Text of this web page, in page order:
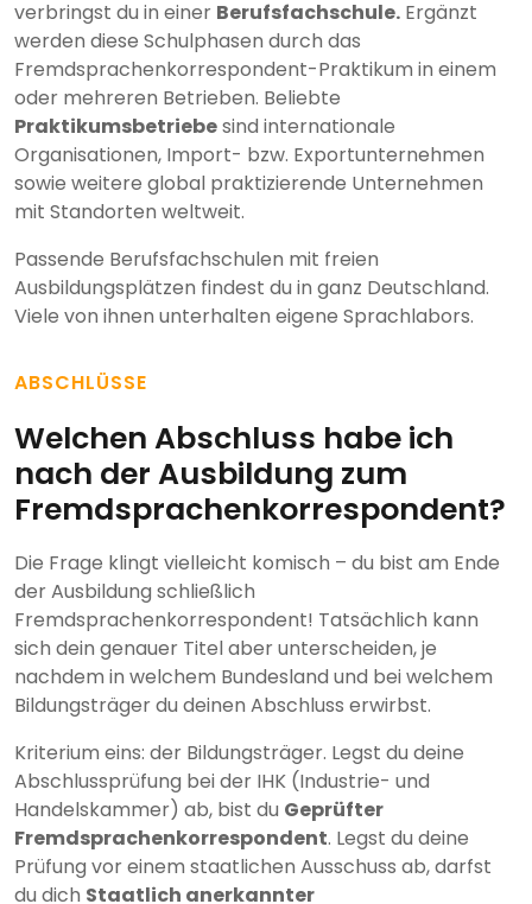
verbringst du in einer Berufsfachschule. Ergänzt
werden diese Schulphasen durch das
Fremdsprachenkorrespondent-Praktikum in einem
oder mehreren Betrieben. Beliebte
Praktikumsbetriebesind internationale
Organisationen, Import- bzw. Exportunternehmen
sowie weitere global praktizierende Unternehmen
mit Standorten weltweit.
Passende Berufsfachschulen mit freien
Ausbildungsplätzen findest du in ganz Deutschland.
Viele von ihnen unterhalten eigene Sprachlabors.
ABSCHLÜSSE
Welchen Abschluss habe ich
nach der Ausbildung zum
Fremdsprachenkorrespondent?
Die Frage klingt vielleicht komisch – du bist am Ende
der Ausbildung schließlich
Fremdsprachenkorrespondent! Tatsächlich kann
sich dein genauer Titel aber unterscheiden, je
nachdem in welchem Bundesland und bei welchem
Bildungsträger du deinen Abschluss erwirbst.
Kriterium eins: der Bildungsträger. Legst du deine
Abschlussprüfung bei der IHK (Industrie- und
Handelskammer) ab, bist du Geprüfter
Fremdsprachenkorrespondent. Legst du deine
Prüfung vor einem staatlichen Ausschuss ab, darfst
du dich Staatlich anerkannter